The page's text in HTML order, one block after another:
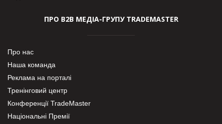
ПРО В2В МЕДІА-ГРУПУ TRADEMASTER
Про нас
Наша команда
Реклама на порталі
Тренінговий центр
Конференції TradeMaster
Національні Премії